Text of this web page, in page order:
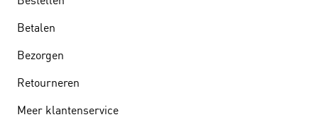
Betalen
Bezorgen
Retourneren
Meer klantenservice